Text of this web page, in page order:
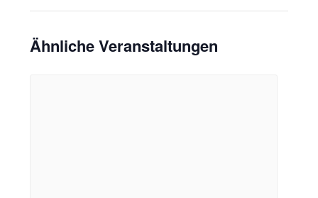
Ähnliche Veranstaltungen